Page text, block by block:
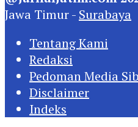
Jawa Timur - Surabaya
Tentang Kami
Redaksi
Pedoman Media
Disclaimer
Indeks